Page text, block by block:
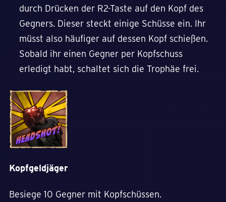
durch Drücken der R2-Taste auf den Kopf des
Gegners. Dieser steckt einige Schüsse ein. Ihr
müsst also häufiger auf dessen Kopf schießen.
Sobald ihr einen Gegner per Kopfschuss
erledigt habt, schaltet sich die Trophäe frei.
Kopfgeldjäger
Besiege 10 Gegner mit Kopfschüssen.